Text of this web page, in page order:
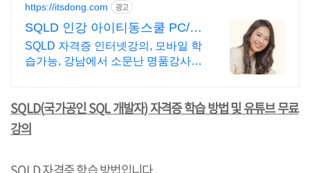
https://itsdong.com 광고
SQLD 인강 아이티동스쿨 PC/스
마트폰 동영상강의!
SQLD 자격증 인터넷강의, 모바일 학
습가능, 강남에서 소문난 명품강사진
학습 가능!
SQLD(국가공인SQL개발자)자격증 학습 방법 및 유튜브 무료
강의